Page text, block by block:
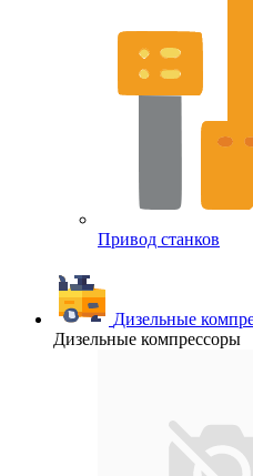
Привод станков
Дизельные
Дизельные компрессоры